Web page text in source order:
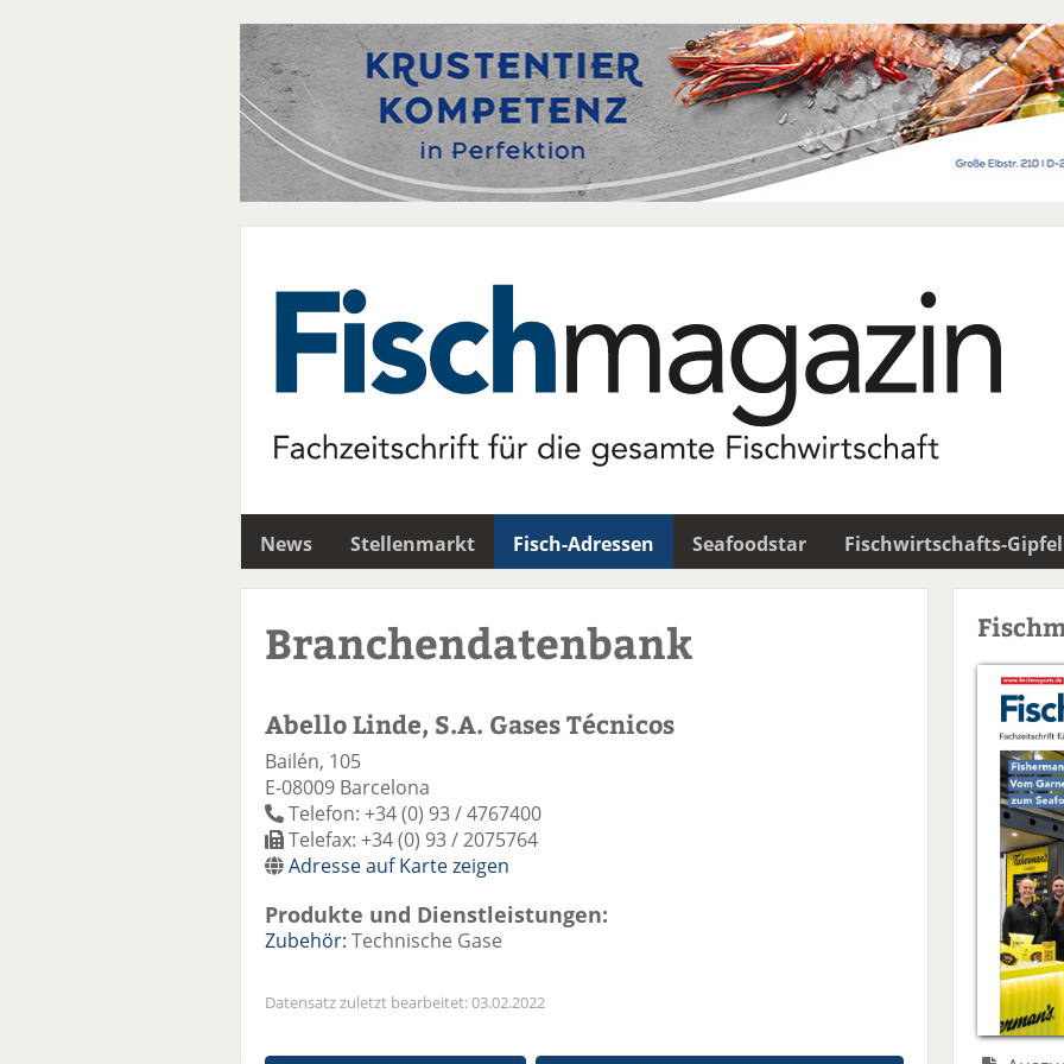
News Stellenmarkt Fisch-Adressen Seafoodstar Fischwirtschafts-Gipfel
Branchendatenbank
Abello Linde, S.A. Gases Técnicos
Bailén, 105
E-08009 Barcelona
Telefon: +34 (0) 93 / 4767400
Telefax: +34 (0) 93 / 2075764
Adresse auf Karte zeigen
Produkte und Dienstleistungen:
Zubehör: Technische Gase
Datensatz zuletzt bearbeitet: 03.02.2022